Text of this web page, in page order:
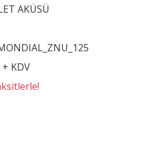
AKÜSÜ
+ KDV